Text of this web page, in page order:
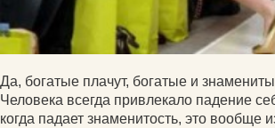
Да, богатые плачут, богатые и
Человека всегда привлекало падение
когда падает знаменитость, это вообще